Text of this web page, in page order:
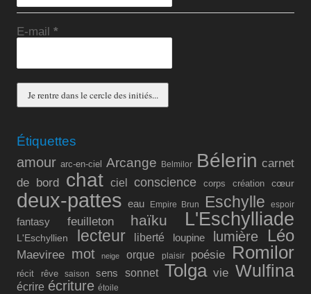
E-mail*
Étiquettes
amour arc-en-ciel Arcange Belmilor Bélerin carnet
de bord chat ciel conscience corps création cœur
deux-pattes eau Empire Brun Eschylle espoir
fantasy feuilleton haïku L'Eschylliade
L'Eschyllien lecteur liberté loupine lumière Léo
Maeviree mot neige orque plaisir poésie Romilor
récit rêve saison sens sonnet Tolga vie Wulfina
écrire écriture étoile